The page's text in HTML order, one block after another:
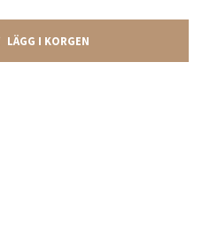
LÄGG I KORGEN